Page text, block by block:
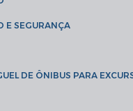
E SEGURANÇA
DE ÔNIBUS PARA